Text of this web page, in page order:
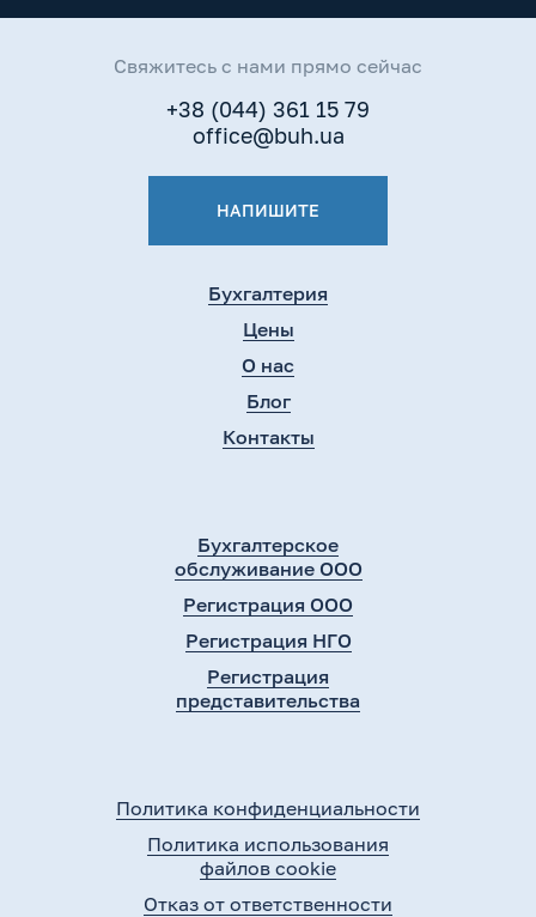
Бухгалтерия
Цены
О нас
Блог
Контакты
Бухгалтерское
обслуживание ООО
Регистрация ООО
Регистрация НГО
Регистрация
представительства
Политика конфиденциальности
Политика использования
файлов cookie
Отказ от ответственности
Свяжитесь с нами прямо сейчас
+38 (044) 361 15 79
office@buh.ua
НАПИШИТЕ